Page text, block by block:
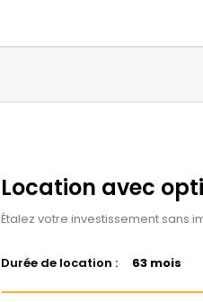
Location avec
Étalez votre investissement sans
Durée de location : 63 mois